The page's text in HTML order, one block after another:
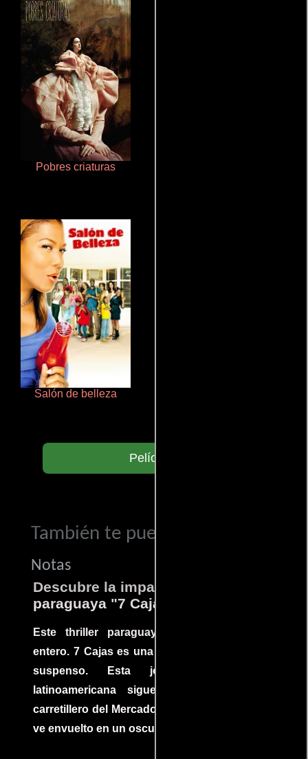
Pobres criaturas
Salón de belleza
Películas
También te puede interesar...
Notas
Descubre la impactante película
paraguaya "7 Cajas"
Este thriller paraguayo cautivó al mundo
entero. 7 Cajas es una explosión de acción y
suspenso. Esta joya cinematográfica
latinoamericana sigue la historia de un
carretillero del Mercado 4 de Asunción que se
ve envuelto en un oscuro mundo de crimen